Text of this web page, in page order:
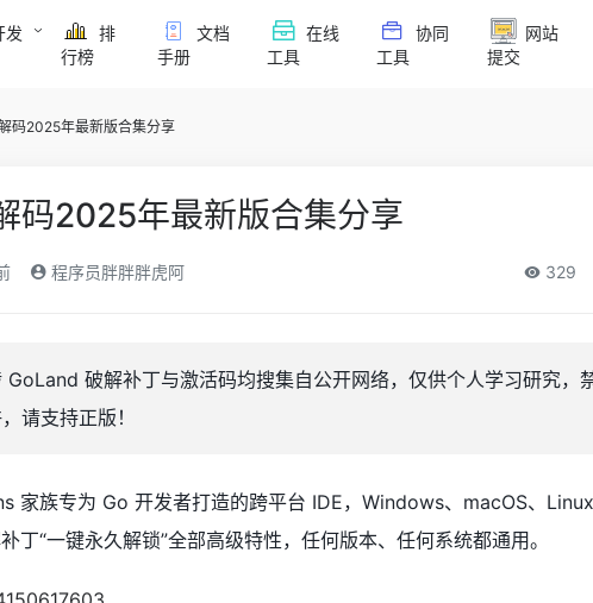
发
排
行榜
文档
手册
在线
工具
协同
工具
网站
提交
码2025年最新版合集分享
码2025年最新版合集分享
程序员胖胖胖虎阿 329
GoLand 破解补丁与激活码均搜集自公开网络，仅供个人学习研究，
请支持正版！
家族专为 Go 开发者打造的跨平台 IDE，Windows、macOS、
丁“一键永久解锁”全部高级特性，任何版本、任何系统都通用。